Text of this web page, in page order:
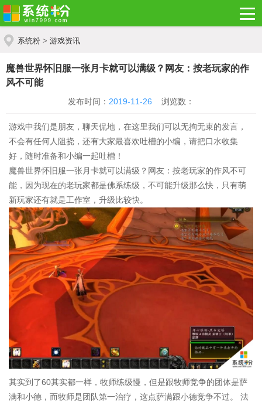
系统粉 > 游戏资讯
魔兽世界怀旧服一张月卡就可以满级？网友：按老玩家的作
风不可能
发布时间： 2019-11-26 浏览数：
游戏中我们是朋友，聊天侃地，在这里我们可以无拘无束的发言，
不会有任何人阻挠，还有大家最喜欢吐槽的小编，请把口水收集
好，随时准备和小编一起吐槽！
魔兽世界怀旧服一张月卡就可以满级？网友：按老玩家的作风不可
能，因为现在的老玩家都是佛系练级，不可能升级那么快，只有萌
新玩家还有就是工作室，升级比较快。
其实到了60其实都一样，牧师练级慢，但是跟牧师竞争的团体是萨
满和小德，而牧师是团队第一治疗，这点萨满跟小德竞争不过。 法